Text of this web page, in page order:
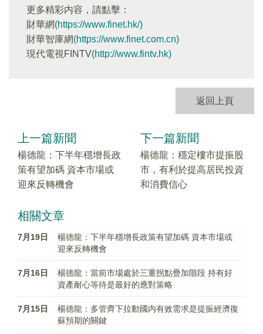
更多精彩内容，請點擊：
財華網(https://www.finet.hk/)
財華智庫網(https://www.finet.com.cn)
現代電視FINTV(http://www.fintv.hk)
返回上頁
上一篇新聞
楊德龍：下半年穩增長政
策有望加碼 資本市場或
迎來反轉機會
下一篇新聞
楊德龍：穩定樓市提振股
市，有利於提高居民投資
和消費信心
相關文章
7月19日
楊德龍：下半年穩增長政策有望加碼 資本市場或
迎來反轉機會
7月16日
楊德龍：當前市場處於三重拐點疊加階段 持有好
資產耐心等待是最好的應對策略
7月15日
楊德龍：多管齊下拉動國内有效需求是提振經濟復
蘇預期的關鍵